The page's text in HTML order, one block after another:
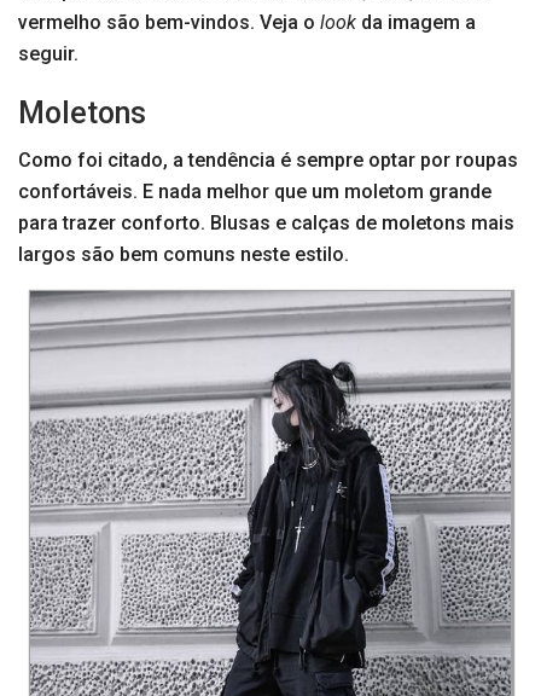
vermelho são bem-vindos. Veja o look da imagem a
seguir.
Moletons
Como foi citado, a tendência é sempre optar por roupas
confortáveis. E nada melhor que um moletom grande
para trazer conforto. Blusas e calças de moletons mais
largos são bem comuns neste estilo.